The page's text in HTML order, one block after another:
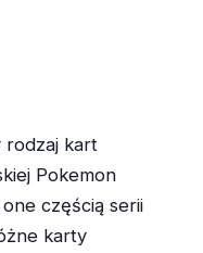
rodzaj kart
Pokemon
częścią serii
karty